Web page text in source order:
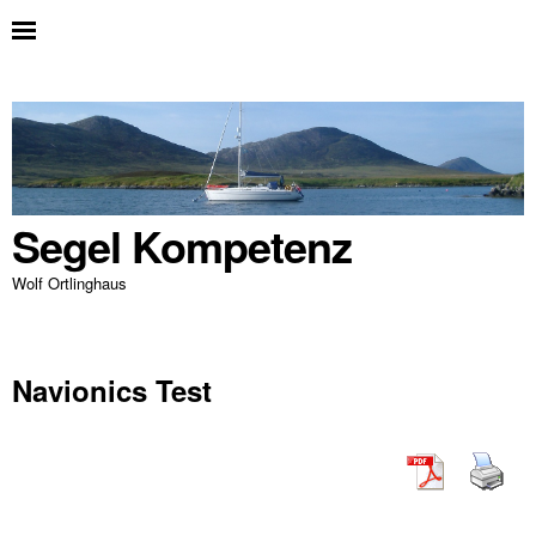
Segel Kompetenz
Wolf Ortlinghaus
Navionics Test